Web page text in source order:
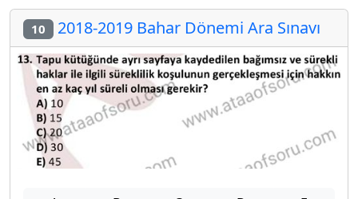
10 2018-2019 Bahar Dönemi Ara Sınavı